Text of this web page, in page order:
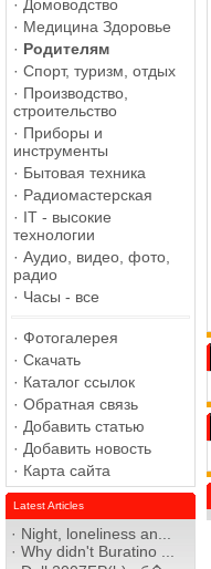
· Домоводство
· Медицина Здоровье
· Родителям
· Спорт, туризм, отдых
· Производство,
строительство
· Приборы и
инструменты
· Бытовая техника
· Радиомастерская
· IT - высокие
технологии
· Аудио, видео, фото,
радио
· Часы - все
· Фотогалерея
· Скачать
· Каталог ссылок
· Обратная связь
· Добавить статью
· Добавить новость
· Карта сайта
Latest Articles
· Night, loneliness an...
· Why didn't Buratino ...